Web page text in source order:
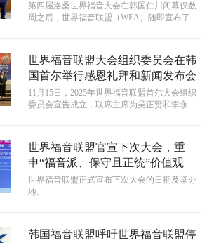
​第四届洛桑世界福音大会在韩国仁川闭幕仅数
周之后，世界福音联盟（WEA）随即宣布了将
世界福音联盟大会组织委员会在韩
国首尔举行感恩礼拜和新闻发布会
11月15日，2025年世界福音联盟首尔大会组织
委员会宣告成立，联席主席为吴正贤和李永
世界福音联盟官宣下次大会，重
申“福音派、保守且正统”价值观
世界福音联盟正式宣布下次大会的日期及举办
地。
韩国福音联盟呼吁世界福音联盟停